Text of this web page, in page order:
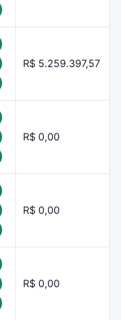
R$ 5.259.397,57
R$ 0,00
R$ 0,00
R$ 0,00